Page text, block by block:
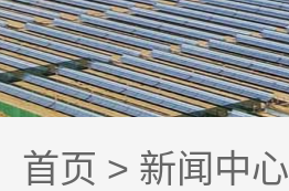
首页 > 新闻中心